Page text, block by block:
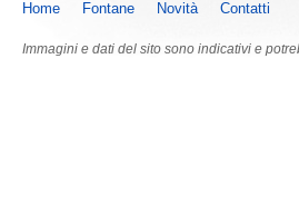
Home Fontane Novità Contatti
Immagini e dati del sito sono indicativi e